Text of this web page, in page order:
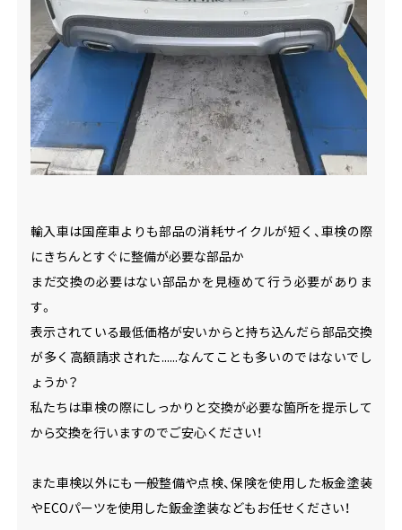
輸入車は国産車よりも部品の消耗サイクルが短く、車検の際
にきちんとすぐに整備が必要な部品か
まだ交換の必要はない部品かを見極めて行う必要がありま
す。
表示されている最低価格が安いからと持ち込んだら部品交換
が多く高額請求された......なんてことも多いのではないでし
ょうか？
私たちは車検の際にしっかりと交換が必要な箇所を提示して
から交換を行いますのでご安心ください！
また車検以外にも一般整備や点検、保険を使用した板金塗装
やECOパーツを使用した鈑金塗装などもお任せください！